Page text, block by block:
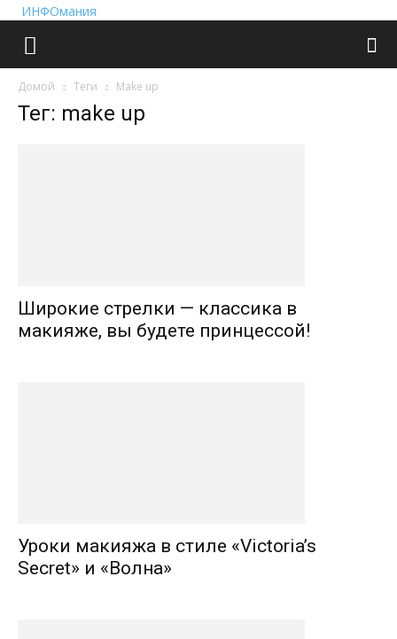
ИНФОмания
Домой Теги Make up
Тег: make up
Широкие стрелки — классика в
макияже, вы будете принцессой!
Уроки макияжа в стиле «Victoria’s
Secret» и «Волна»